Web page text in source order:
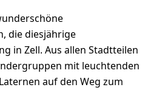
die diesjährige
in Zell. Aus allen Stadtteilen
mit leuchtenden
auf den Weg zum